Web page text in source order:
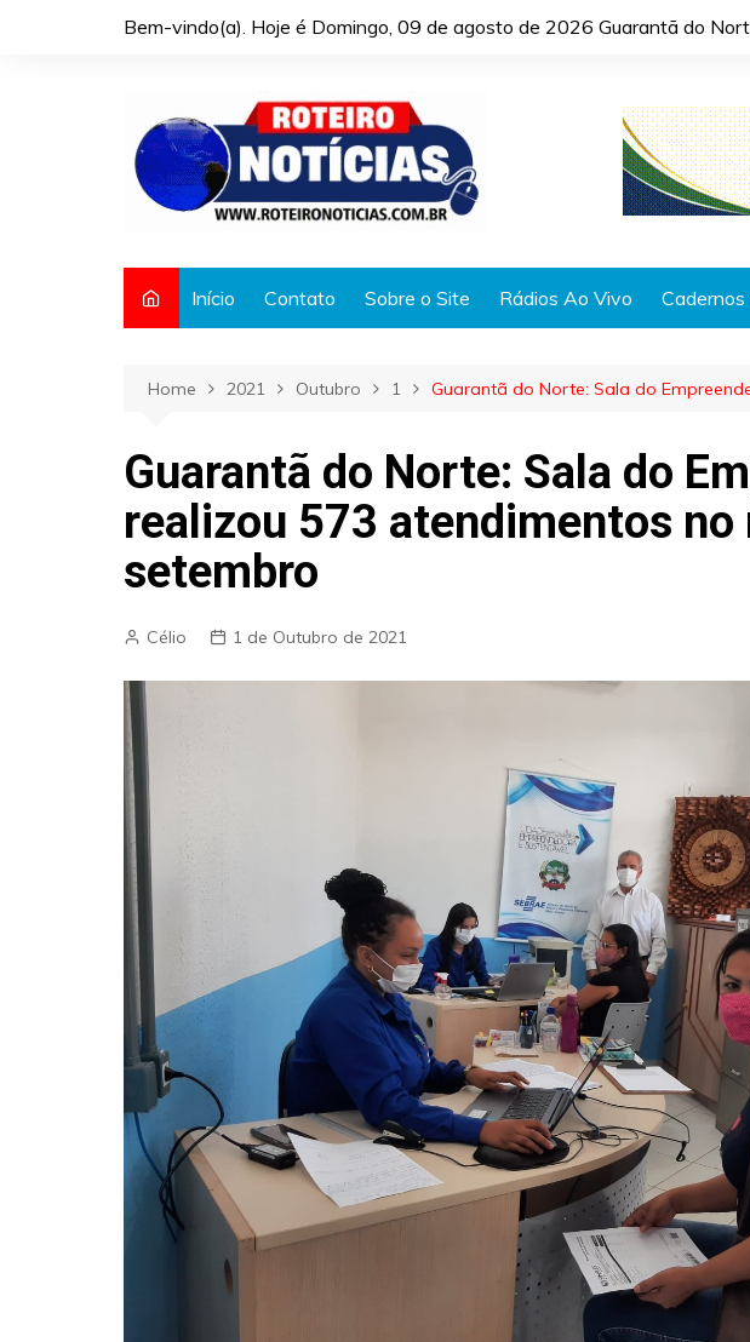
Bem-vindo(a). Hoje é Domingo, 09 de agosto de 2026 Guarantã do
Início Contato Sobre o Site Rádios Ao Vivo Cadernos
Cidades
Cultura
Justiça
Saúde
Home 2021 Outubro 1 Guarantã do Norte: Sala do
Guarantã do Norte: Sala do
realizou 573 atendimentos no
setembro
Célio 1 de Outubro de 2021